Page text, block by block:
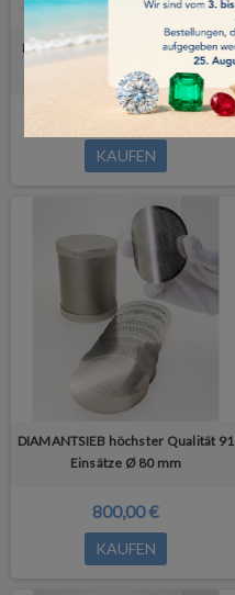
DIAMANTSIEB Light 42 Einsätze Ø
80mm
300,00 €
KAUFEN
DIAMANTSIEB höchster Qualität 91
Einsätze Ø 80 mm
800,00 €
KAUFEN